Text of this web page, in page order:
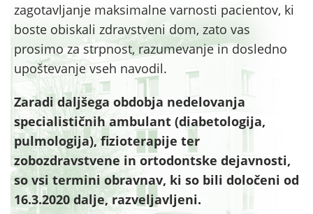
zagotavljanje maksimalne varnosti pacientov, ki
boste obiskali zdravstveni dom, zato vas
prosimo za strpnost, razumevanje in dosledno
upoštevanje vseh navodil.
Zaradi daljšega obdobja nedelovanja
specialističnih ambulant (diabetologija,
pulmologija), fizioterapije ter
zobozdravstvene in ortodontske dejavnosti,
so vsi termini obravnav, ki so bili določeni od
16.3.2020 dalje, razveljavljeni.